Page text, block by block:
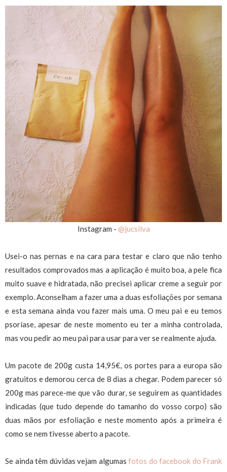
Instagram - @jucsilva
Usei-o nas pernas e na cara para testar e claro que não tenho
resultados comprovados mas a aplicação é muito boa, a pele fica
muito suave e hidratada, não precisei aplicar creme a seguir por
exemplo. Aconselham a fazer uma a duas esfoliações por semana
e esta semana ainda vou fazer mais uma. O meu pai e eu temos
psoríase, apesar de neste momento eu ter a minha controlada,
mas vou pedir ao meu pai para usar para ver se realmente ajuda.
Um pacote de 200g custa 14,95€, os portes para a europa são
gratuitos e demorou cerca de 8 dias a chegar. Podem parecer só
200g mas parece-me que vão durar, se seguirem as quantidades
indicadas (que tudo depende do tamanho do vosso corpo) são
duas mãos por esfoliação e neste momento após a primeira é
como se nem tivesse aberto a pacote.
Se ainda têm dúvidas vejam algumas fotos do facebook do Frank